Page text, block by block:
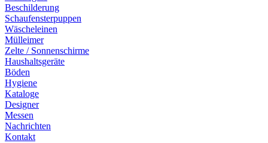
Beschilderung
Schaufensterpuppen
Wäscheleinen
Mülleimer
Zelte / Sonnenschirme
Haushaltsgeräte
Böden
Hygiene
Kataloge
Designer
Messen
Nachrichten
Kontakt